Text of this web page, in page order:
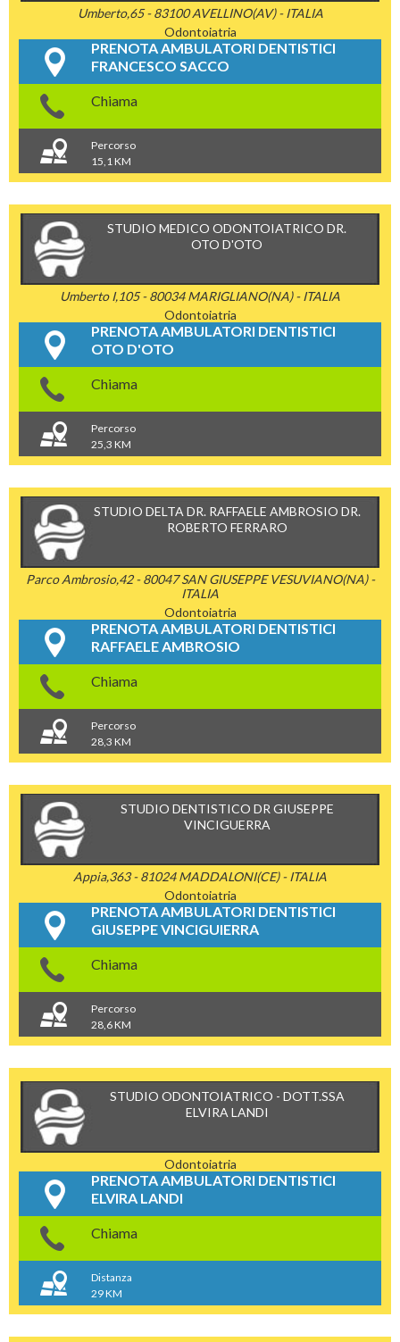
Umberto,65 - 83100 AVELLINO(AV) - ITALIA
Odontoiatria
PRENOTA AMBULATORI DENTISTICI
FRANCESCO SACCO
Chiama
Percorso
15,1 KM
STUDIO MEDICO ODONTOIATRICO DR.
OTO D'OTO
Umberto I,105 - 80034 MARIGLIANO(NA) - ITALIA
Odontoiatria
PRENOTA AMBULATORI DENTISTICI
OTO D'OTO
Chiama
Percorso
25,3 KM
STUDIO DELTA DR. RAFFAELE AMBROSIO DR.
ROBERTO FERRARO
Parco Ambrosio,42 - 80047 SAN GIUSEPPE VESUVIANO(NA) -
ITALIA
Odontoiatria
PRENOTA AMBULATORI DENTISTICI
RAFFAELE AMBROSIO
Chiama
Percorso
28,3 KM
STUDIO DENTISTICO DR GIUSEPPE
VINCIGUERRA
Appia,363 - 81024 MADDALONI(CE) - ITALIA
Odontoiatria
PRENOTA AMBULATORI DENTISTICI
GIUSEPPE VINCIGUIERRA
Chiama
Percorso
28,6 KM
STUDIO ODONTOIATRICO - DOTT.SSA
ELVIRA LANDI
Odontoiatria
PRENOTA AMBULATORI DENTISTICI
ELVIRA LANDI
Chiama
Distanza
29 KM